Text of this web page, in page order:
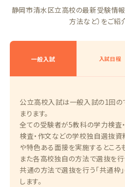
静岡市清水区立高校の最新受験情報
方法など）をご紹
一般入試 入試日程
公立高校入試は一般入試の1回の
まります。
全ての受験者が5教科の学力検査
検査・作文などの学校独自選抜資
や特色ある面接を実施するところ
また各高校独自の方法で選抜を
共通の方法で選抜を行う「共通枠
します。